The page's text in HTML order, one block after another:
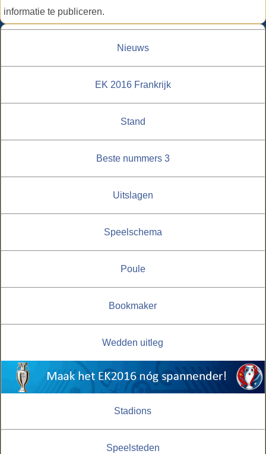
informatie te publiceren.
Nieuws
EK 2016 Frankrijk
Stand
Beste nummers 3
Uitslagen
Speelschema
Poule
Bookmaker
Wedden uitleg
Stadions
Speelsteden